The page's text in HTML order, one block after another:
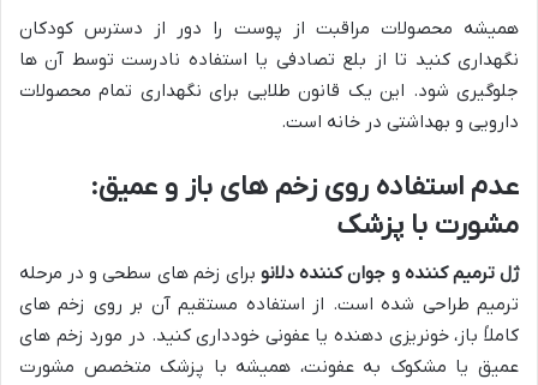
همیشه محصولات مراقبت از پوست را دور از دسترس کودکان
نگهداری کنید تا از بلع تصادفی یا استفاده نادرست توسط آن ها
جلوگیری شود. این یک قانون طلایی برای نگهداری تمام محصولات
دارویی و بهداشتی در خانه است.
عدم استفاده روی زخم های باز و عمیق:
مشورت با پزشک
ژل ترمیم کننده و جوان کننده دلانوبرای زخم های سطحی و در مرحله
ترمیم طراحی شده است. از استفاده مستقیم آن بر روی زخم های
کاملاً باز، خونریزی دهنده یا عفونی خودداری کنید. در مورد زخم های
عمیق یا مشکوک به عفونت، همیشه با پزشک متخصص مشورت